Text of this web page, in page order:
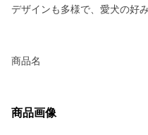
デザインも多様で、愛犬の好
商品名
商品画像